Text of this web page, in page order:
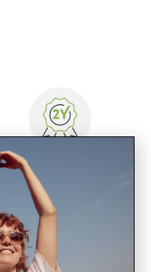
שנתיים אחריות